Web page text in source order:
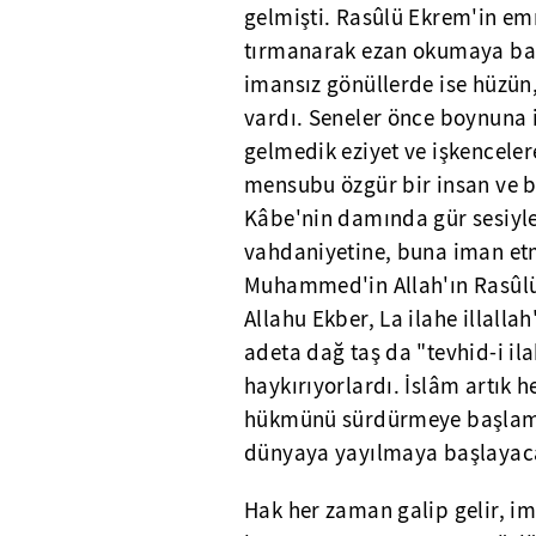
gelmişti. Rasûlü Ekrem'in
tırmanarak ezan okumaya
imansız gönüllerde ise
vardı. Seneler önce
gelmedik eziyet ve
mensubu özgür bir insan ve
Kâbe'nin damında gür
vahdaniyetine, buna iman
Muhammed'in Allah'ın
Allahu Ekber, La ilahe
adeta dağ taş da "tevhid-i
haykırıyorlardı. İslâm artık
hükmünü sürdürmeye
dünyaya yayılmaya
Hak her zaman galip gelir,